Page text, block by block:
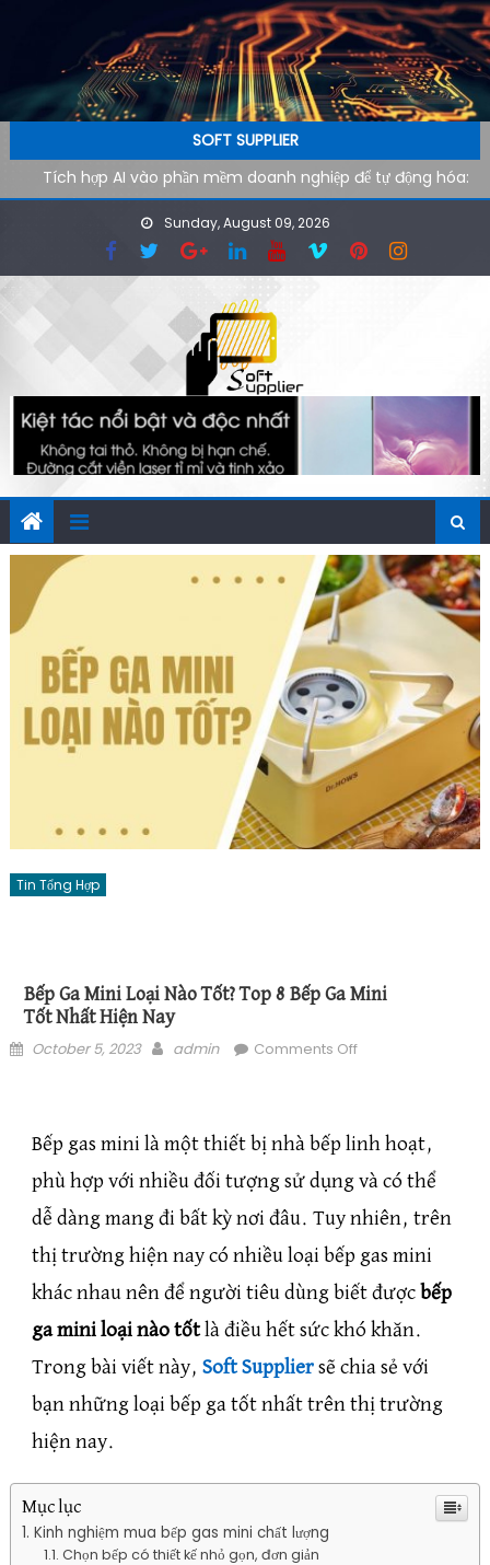
SOFT SUPPLIER
Tích hợp AI vào phần mềm doanh nghiệp để tự động hóa:
Lộ trình kỹ thuật từ pilot đến production
AI agent cho doanh nghiệp: Xu hướng phần mềm tự vận
hành trong kỷ nguyên tự động hóa
Công cụ AI hỗ trợ SEO kỹ thuật: cách audit website nhanh
hơn cho đội ngũ công nghệ
Ứng dụng AI cho phòng marketing: Tự động hóa tác vụ
Phần mềm AI cho doanh nghiệp: Tại sao tốc độ tải website
quyết định 40% khách hàng rời đi
Sunday, August 09, 2026
Tin Tổng Hợp
Bếp Ga Mini Loại Nào Tốt? Top 8 Bếp Ga Mini
Tốt Nhất Hiện Nay
Posted on
October 5, 2023 Author
admin Comments Offon Bếp Ga Mini Loại
Bếp gas mini là một thiết bị nhà bếp linh hoạt,
phù hợp với nhiều đối tượng sử dụng và có thể
dễ dàng mang đi bất kỳ nơi đâu. Tuy nhiên, trên
thị trường hiện nay có nhiều loại bếp gas mini
khác nhau nên để người tiêu dùng biết được bếp
ga mini loại nào tốtlà điều hết sức khó khăn.
Trong bài viết này, Soft Suppliersẽ chia sẻ với
bạn những loại bếp ga tốt nhất trên thị trường
hiện nay.
Mục lục
Kinh nghiệm mua bếp gas mini chất lượng
Chọn bếp có thiết kế nhỏ gọn, đơn giản